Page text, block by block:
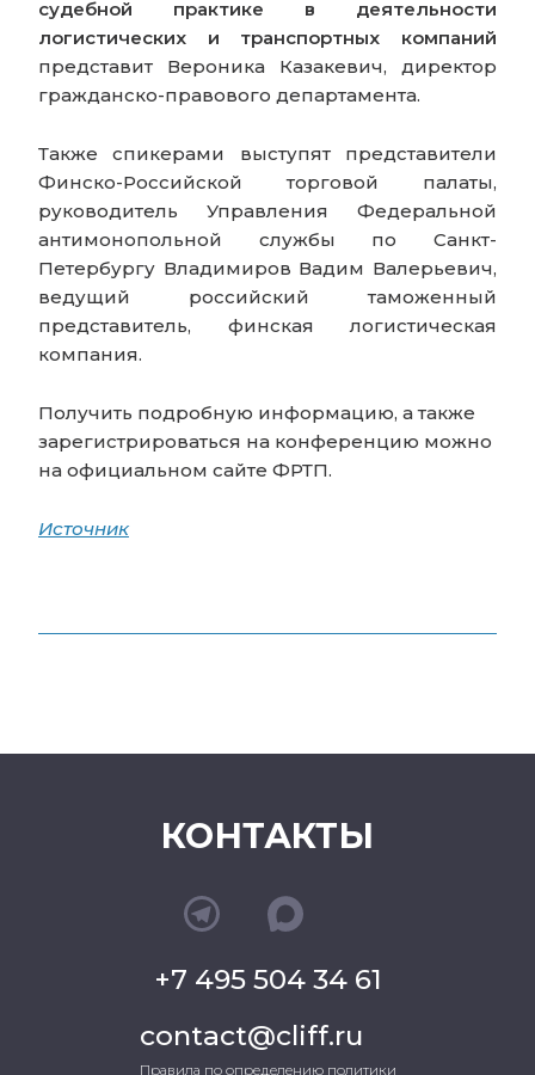
судебной практике в деятельности
логистических и транспортных компаний
представит Вероника Казакевич, директор
гражданско-правового департамента.
Также спикерами выступят представители
Финско-Российской торговой палаты,
руководитель Управления Федеральной
антимонопольной службы по Санкт-
Петербургу Владимиров Вадим Валерьевич,
ведущий российский таможенный
представитель, финская логистическая
компания.
Получить подробную информацию, а также
зарегистрироваться на конференцию можно
на официальном сайте ФРТП.
Источник
КОНТАКТЫ
+7 495 504 34 61
contact@cliff.ru
Правила по определению политики